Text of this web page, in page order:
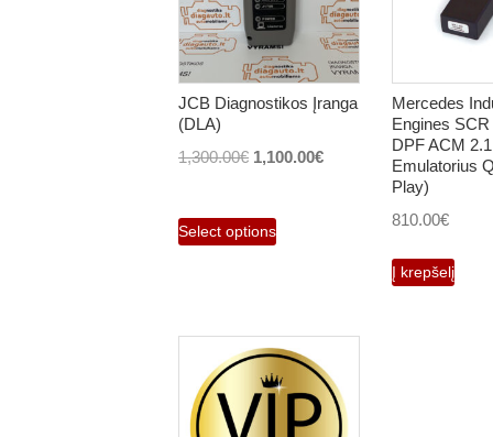
JCB Diagnostikos Įranga
(DLA)
1,300.00€ Original
was:
1,300.00€.
1,100.00€Current
Select options
Mercedes
Engines
DPF ACM 2.1
Emulatorius
Play)
810.00€
Į krepšelį